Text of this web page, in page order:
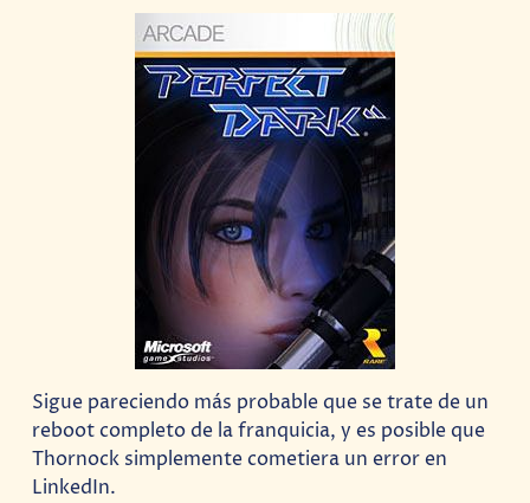
Sigue pareciendo más probable que se trate de un
reboot completo de la franquicia, y es posible que
Thornock simplemente cometiera un error en
LinkedIn.